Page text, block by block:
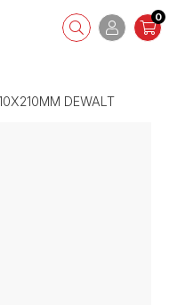
0
DEWALT